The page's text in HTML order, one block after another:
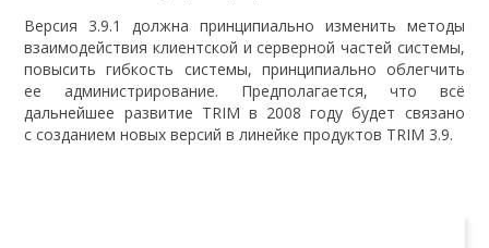
Версия 3.9.1 должна принципиально изменить методы
взаимодействия клиентской и серверной частей системы,
повысить гибкость системы, принципиально облегчить
ее администрирование. Предполагается, что всё
дальнейшее развитие TRIM в 2008 году будет связано
с созданием новых версий в линейке продуктов TRIM 3.9.